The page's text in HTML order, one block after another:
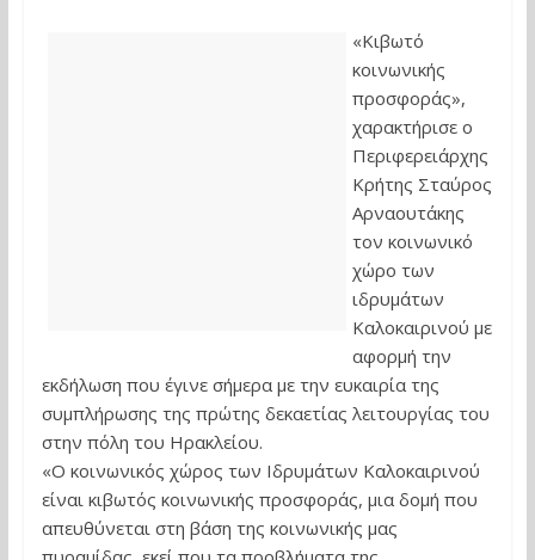
«Κιβωτό
κοινωνικής
προσφοράς»,
χαρακτήρισε ο
Περιφερειάρχης
Κρήτης Σταύρος
Αρναουτάκης
τον κοινωνικό
χώρο των
ιδρυμάτων
Καλοκαιρινού με
αφορμή την
εκδήλωση που έγινε σήμερα με την ευκαιρία της
συμπλήρωσης της πρώτης δεκαετίας λειτουργίας του
στην πόλη του Ηρακλείου.
«Ο κοινωνικός χώρος των Ιδρυμάτων Καλοκαιρινού
είναι κιβωτός κοινωνικής προσφοράς, μια δομή που
απευθύνεται στη βάση της κοινωνικής μας